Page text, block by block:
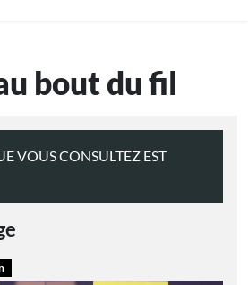
bout du fil
VOUS CONSULTEZ EST